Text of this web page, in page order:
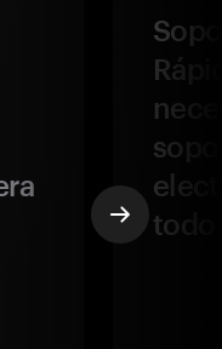
todo